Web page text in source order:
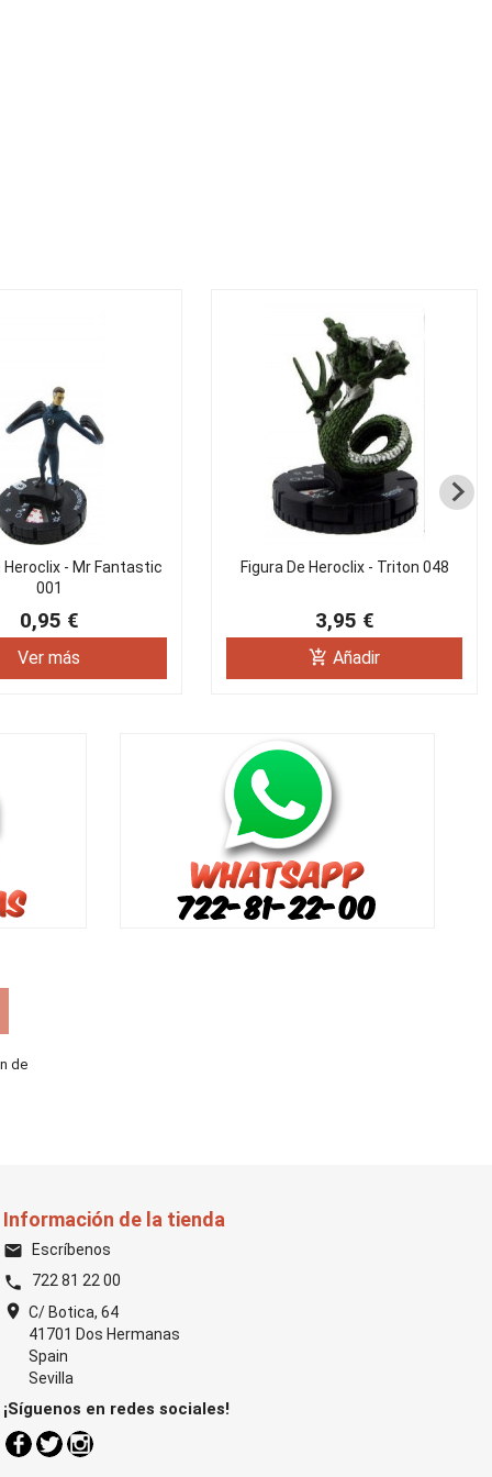
Heroclix - Mr Fantastic
001
0,95 €
Ver más
Figura De Heroclix - Triton 048
3,95 €
add_shopping_cart Añadir
de
Información de la tienda
email Escríbenos
phone 722 81 22 00
location_on C/ Botica, 64
41701 Dos Hermanas
Spain
Sevilla
¡Síguenos en redes sociales!
Facebook
TwitterInstagram